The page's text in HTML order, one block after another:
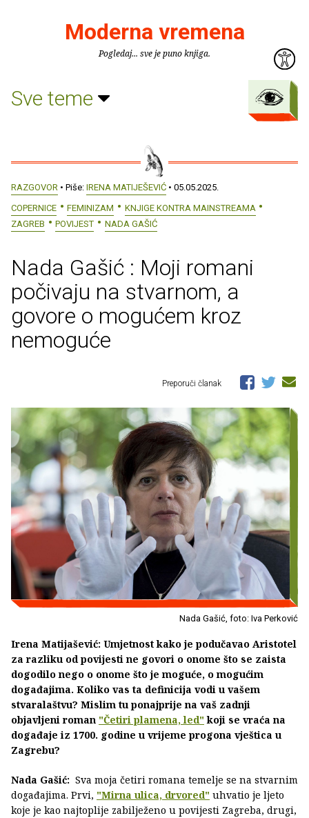
Moderna vremena
Pogledaj... sve je puno knjiga.
Sve teme
RAZGOVOR • Piše: IRENA MATIJEŠEVIĆ • 05.05.2025.
COPERNICE
FEMINIZAM
KNJIGE KONTRA MAINSTREAMA
ZAGREB
POVIJEST NADA GAŠIĆ
Nada Gašić : Moji romani
počivaju na stvarnom, a
govore o mogućem kroz
nemoguće
Preporuči članak
Nada Gašić, foto: Iva Perković
Irena Matijašević: Umjetnost kako je podučavao Aristotel
za razliku od povijesti ne govori o onome što se zaista
dogodilo nego o onome što je moguće, o mogućim
događajima. Koliko vas ta definicija vodi u vašem
stvaralaštvu? Mislim tu ponajprije na vaš zadnji
objavljeni roman "Četiri plamena, led"koji se vraća na
događaje iz 1700. godine u vrijeme progona vještica u
Zagrebu?
Nada Gašić: Sva moja četiri romana temelje se na stvarnim
događajima. Prvi, "Mirna ulica, drvored" uhvatio je ljeto
koje je kao najtoplije zabilježeno u povijesti Zagreba, drugi,